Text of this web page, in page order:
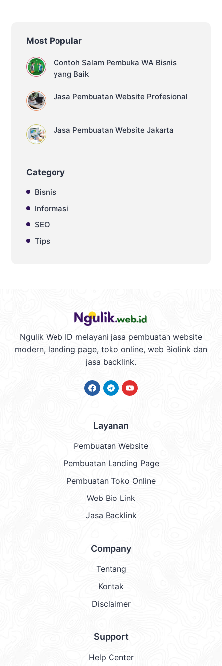
konteks penggunaannya, tujuan
Proses pembuatannya juga melibatkan
bahasa pemrograman dan prosedur
yang serupa. Walaupun tampak serupa,
Most Popular
Contoh Salam Pembuka WA Bisnis
yang Baik
Jasa Pembuatan Website Profesional
Jasa Pembuatan Website Jakarta
Category
Bisnis
Informasi
SEO
Tips
Ngulik Web ID melayani jasa pembuatan website
modern, landing page, toko online, web Biolink dan
jasa backlink.
Layanan
Pembuatan Website
Pembuatan Landing Page
Pembuatan Toko Online
Web Bio Link
Jasa Backlink
Company
Tentang
Kontak
Disclaimer
Support
Help Center